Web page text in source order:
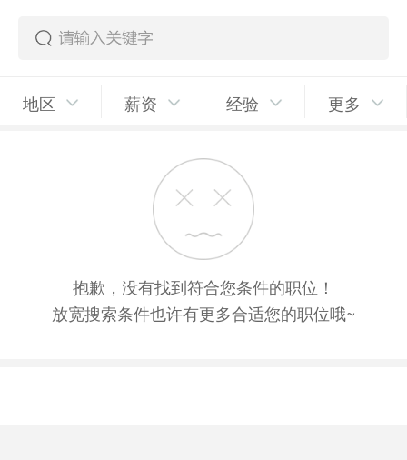
地区 薪资 经验 更多
抱歉，没有找到符合您条件的职位！
放宽搜索条件也许有更多合适您的职位哦~